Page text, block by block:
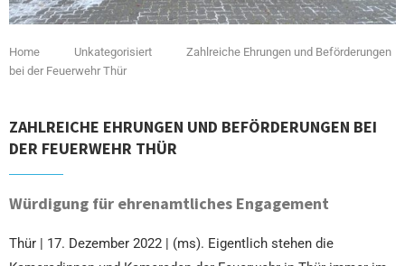
Home Unkategorisiert
Zahlreiche Ehrungen und Beförderungen
bei der Feuerwehr Thür
ZAHLREICHE EHRUNGEN UND BEFÖRDERUNGEN BEI
DER FEUERWEHR THÜR
Würdigung für ehrenamtliches Engagement
Thür | 17. Dezember 2022 | (ms). Eigentlich stehen die